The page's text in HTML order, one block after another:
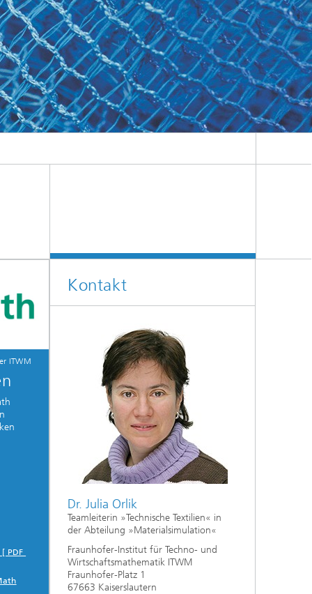
Energie und Versorgung
Optimierung in den Life Sciences
Aktuelles
ITWM
PDF
Kontakt
Dr. Julia Orlik
Teamleiterin »Technische Textilien« in
der Abteilung »Materialsimulation«
Fraunhofer-Institut für Techno- und
Wirtschaftsmathematik ITWM
Fraunhofer-Platz 1
67663 Kaiserslautern